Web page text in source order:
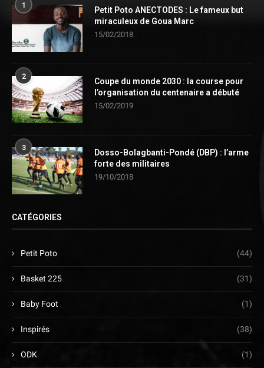
1
Petit Poto ANECTODES : Le fameux but
miraculeux de Goua Marc
15/02/2018
2
Coupe du monde 2030 : la course pour
l’organisation du centenaire a débuté
15/02/2019
3
Dosso-Bolagbanti-Pondé (DBP) : l’arme
forte des militaires
19/10/2018
CATÉGORIES
Petit Poto (44)
Basket 225 (31)
Baby Foot (1)
Inspirés (38)
ODK (1)